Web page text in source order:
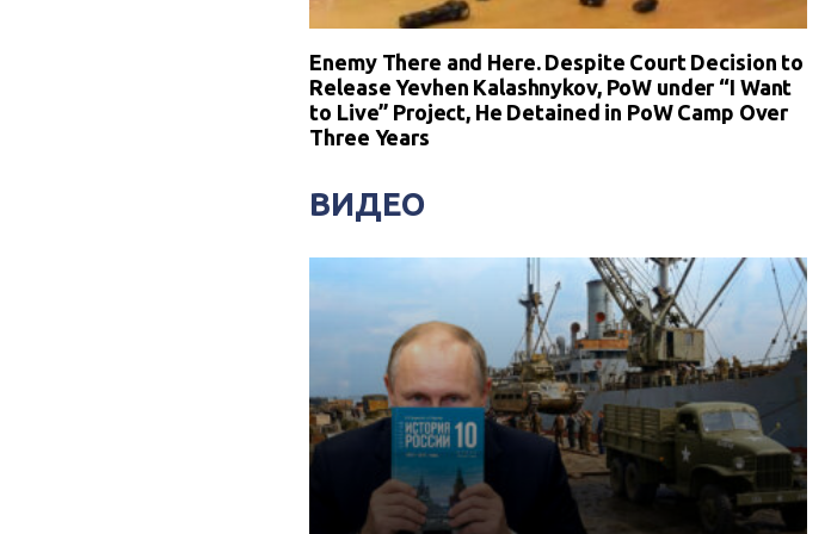
Enemy There and Here. Despite Court Decision to
Release Yevhen Kalashnykov, PoW under “I Want
to Live” Project, He Detained in PoW Camp Over
Three Years
ВИДЕО